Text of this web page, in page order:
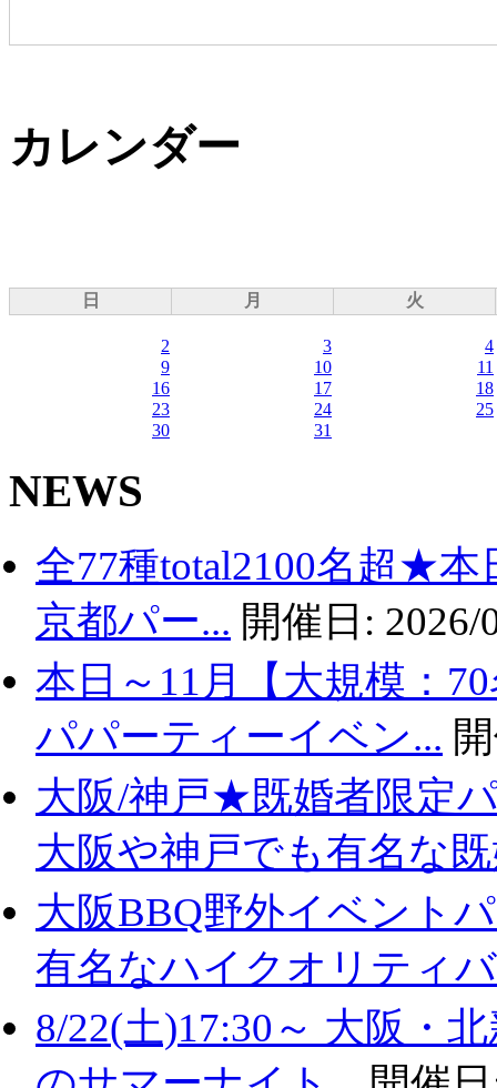
カレンダー
日 月 火
2 3
4
9
10
11
16
17
18
23
24
25
30
31
NEWS
全77種total2100名超★本
京都パー... 開催日: 2026/
本日～11月【大規模：
パパーティーイベン...
大阪/神戸★既婚者限定
大阪や神戸でも有名な
大阪BBQ野外イベント
有名なハイクオリティ
8/22(土)17:30～ 大阪・